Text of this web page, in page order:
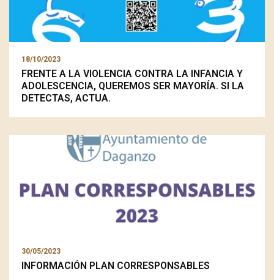
18/10/2023
FRENTE A LA VIOLENCIA CONTRA LA INFANCIA Y
ADOLESCENCIA, QUEREMOS SER MAYORÍA. SI LA
DETECTAS, ACTUA.
30/05/2023
INFORMACIÓN PLAN CORRESPONSABLES